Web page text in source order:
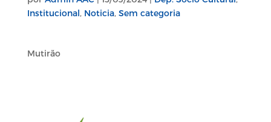
Institucional, Noticia, Sem categoria
Mutirão